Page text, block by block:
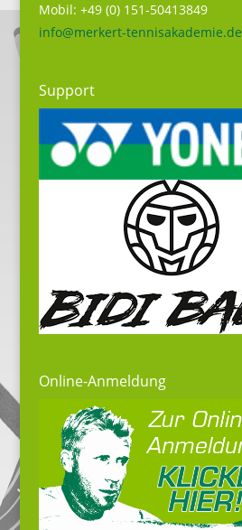
Mobil: +49 (0) 151-50413849
info@merkert-tennisakademie.de
Support
Online-Anmeldung